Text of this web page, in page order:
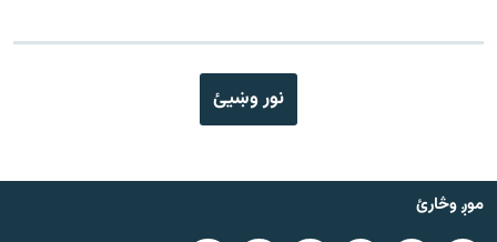
نور وښیئ
موږ وڅارئ